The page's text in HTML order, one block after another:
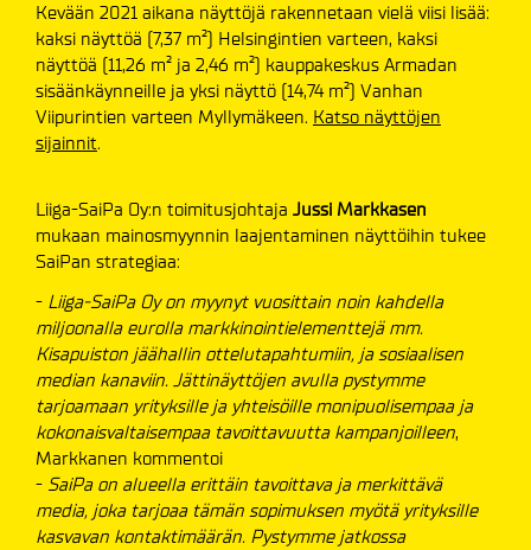
Kevään 2021 aikana näyttöjä rakennetaan vielä viisi lisää:
kaksi näyttöä (7,37 m²) Helsingintien varteen, kaksi
näyttöä (11,26 m² ja 2,46 m²) kauppakeskus Armadan
sisäänkäynneille ja yksi näyttö (14,74 m²) Vanhan
Viipurintien varteen Myllymäkeen. Katso näyttöjen
sijainnit.
Liiga-SaiPa Oy:n toimitusjohtaja Jussi Markkasen
mukaan mainosmyynnin laajentaminen näyttöihin tukee
SaiPan strategiaa:
- Liiga-SaiPa Oy on myynyt vuosittain noin kahdella
miljoonalla eurolla markkinointielementtejä mm.
Kisapuiston jäähallin ottelutapahtumiin, ja sosiaalisen
median kanaviin. Jättinäyttöjen avulla pystymme
tarjoamaan yrityksille ja yhteisöille monipuolisempaa ja
kokonaisvaltaisempaa tavoittavuutta kampanjoilleen,
Markkanen kommentoi
- SaiPa on alueella erittäin tavoittava ja merkittävä
media, joka tarjoaa tämän sopimuksen myötä yrityksille
kasvavan kontaktimäärän. Pystymme jatkossa